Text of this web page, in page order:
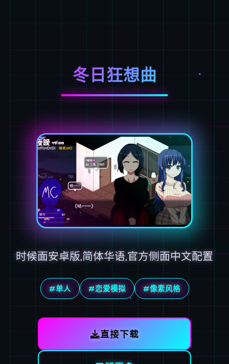
冬日狂想曲
时候面安卓版,简体华语,官方侧面中文配置
#单人 #恋爱模拟 #像素风格
直接下载